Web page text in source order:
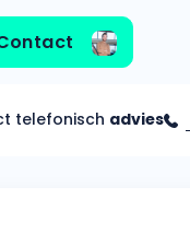
telefonisch advies